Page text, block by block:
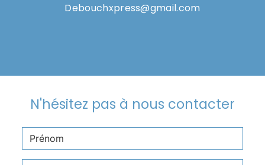
debouchxpress@gmail.com
N'hésitez pas à nous contacter